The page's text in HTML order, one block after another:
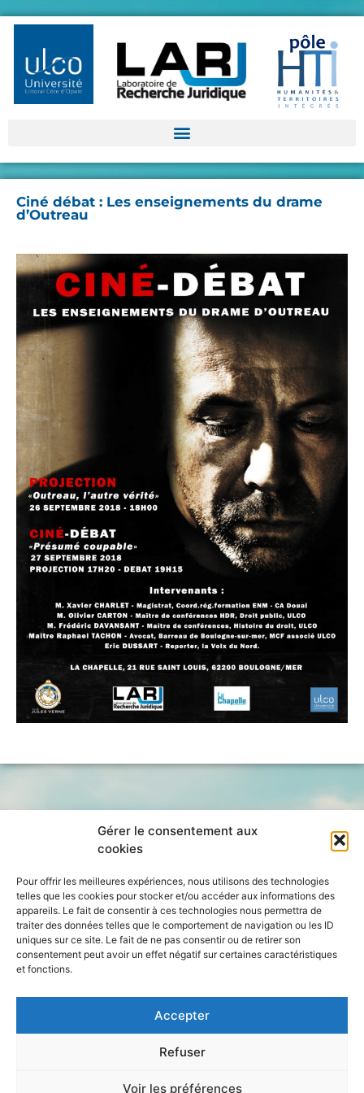
Gérer le consentement aux
cookies
Pour offrir les meilleures expériences, nous utilisons des technologies
telles que les cookies pour stocker et/ou accéder aux informations des
appareils. Le fait de consentir à ces technologies nous permettra de
traiter des données telles que le comportement de navigation ou les ID
uniques sur ce site. Le fait de ne pas consentir ou de retirer son
consentement peut avoir un effet négatif sur certaines caractéristiques
et fonctions.
Accepter
Refuser
Voir les préférences
Ciné débat : Les enseignements du drame
d’Outreau